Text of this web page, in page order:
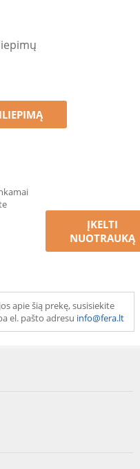
ĮKELTI
NUOTRAUKĄ
apie šią prekę, susisiekite
el. pašto adresu info@fera.lt